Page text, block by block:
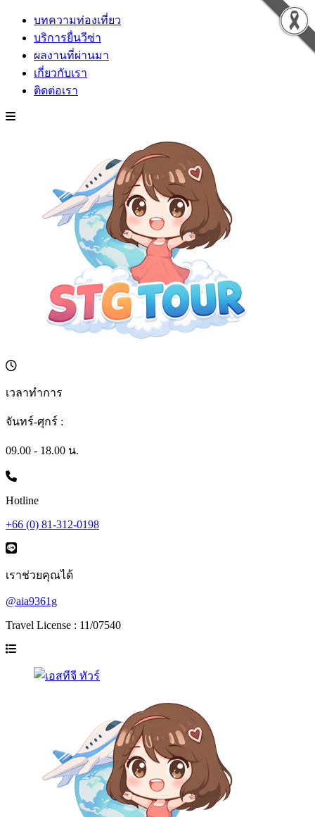
บทความท่องเที่ยว
บริการยื่นวีซ่า
ผลงานที่ผ่านมา
เกี่ยวกับเรา
ติดต่อเรา
เวลาทำการ
จันทร์-ศุกร์ :
09.00 - 18.00 น.
Hotline
+66 (0) 81-312-0198
เราช่วยคุณได้
@aia9361g
Travel License : 11/07540